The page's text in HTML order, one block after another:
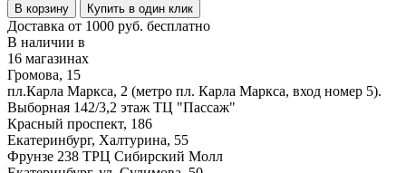
В корзину Купить в один клик
Доставка от 1000 руб. бесплатно
В наличии в
16 магазинах
Громова, 15
пл.Карла Маркса, 2 (метро пл. Карла Маркса, вход номер 5).
Выборная 142/3,2 этаж ТЦ "Пассаж"
Красный проспект, 186
Екатеринбург, Халтурина, 55
Фрунзе 238 ТРЦ Сибирский Молл